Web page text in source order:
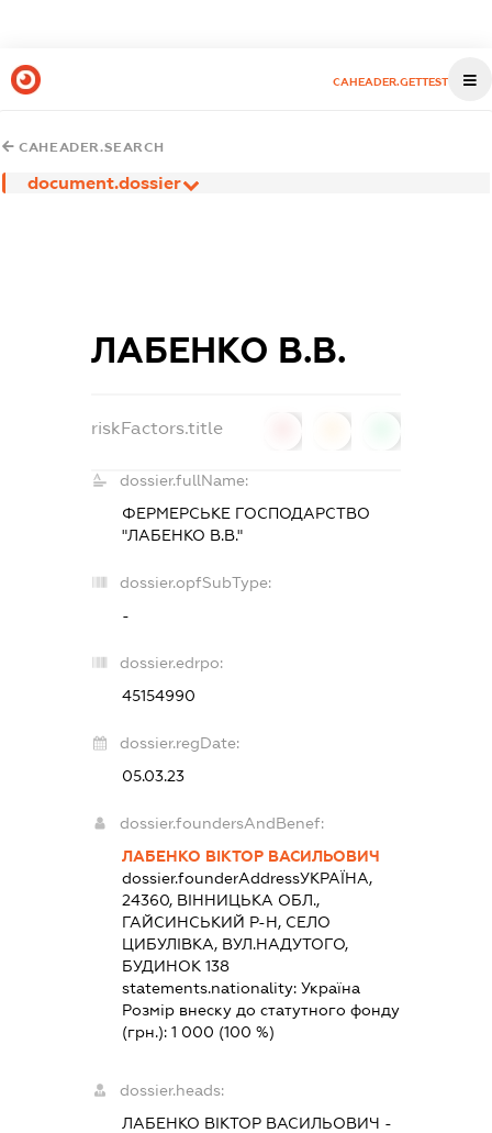
CAHEADER.GETTEST
CAHEADER.SEARCH
document.dossier
ЛАБЕНКО В.В.
riskFactors.title
dossier.fullName:
ФЕРМЕРСЬКЕ ГОСПОДАРСТВО
"ЛАБЕНКО В.В."
dossier.opfSubType:
-
dossier.edrpo:
45154990
dossier.regDate:
05.03.23
dossier.foundersAndBenef:
ЛАБЕНКО ВІКТОР ВАСИЛЬОВИЧ
dossier.founderAddressУКРАЇНА,
24360, ВІННИЦЬКА ОБЛ.,
ГАЙСИНСЬКИЙ Р-Н, СЕЛО
ЦИБУЛІВКА, ВУЛ.НАДУТОГО,
БУДИНОК 138
statements.nationality:Україна
Розмір внеску до статутного фонду
(грн.):1 000 (100 %)
dossier.heads:
ЛАБЕНКО ВІКТОР ВАСИЛЬОВИЧ -